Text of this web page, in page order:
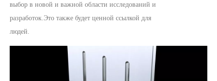
выбор в новой и важной области исследований и
разработок.Это также будет ценной ссылкой для
людей.